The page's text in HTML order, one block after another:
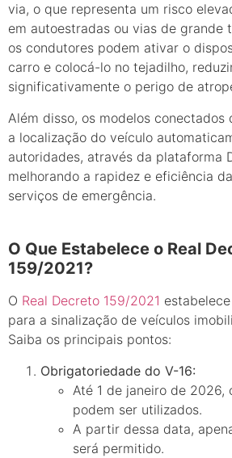
via, o que representa um risco
em autoestradas ou vias de grande
os condutores podem ativar o
carro e colocá-lo no tejadilho,
significativamente o perigo de
Além disso, os modelos conectados
a localização do veículo
autoridades, através da plataforma
melhorando a rapidez e eficiência
serviços de emergência.
O Que Estabelece o Real
159/2021?
O Real Decreto 159/2021
para a sinalização de veículos
Saiba os principais pontos:
Obrigatoriedade do V-16:
Até 1 de janeiro de 2026,
podem ser utilizados.
A partir dessa data,
será permitido.